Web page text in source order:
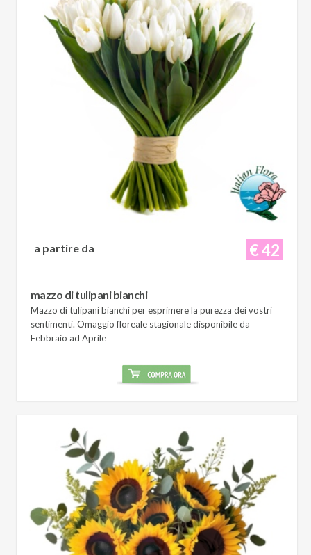
€ 42
a partire da
mazzo di tulipani bianchi
Mazzo di tulipani bianchi per esprimere la purezza dei vostri
sentimenti. Omaggio floreale stagionale disponibile da
Febbraio ad Aprile